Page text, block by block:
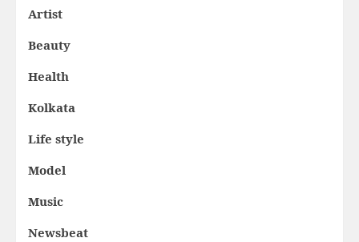
Artist
Beauty
Health
Kolkata
Life style
Model
Music
Newsbeat